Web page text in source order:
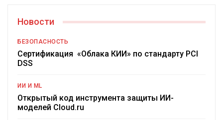
Новости
БЕЗОПАСНОСТЬ
Сертификация «Облака КИИ» по стандарту PCI
DSS
ИИ И ML
Открытый код инструмента защиты ИИ-
моделей Cloud.ru